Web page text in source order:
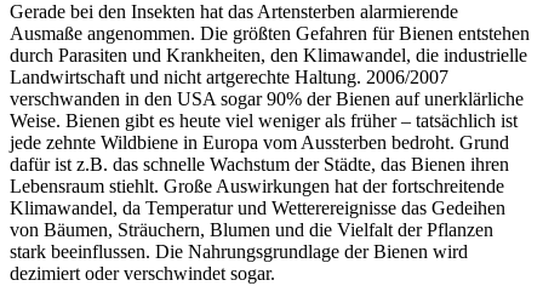
Gerade bei den Insekten hat das Artensterben alarmierende
Ausmaße angenommen. Die größten Gefahren für Bienen entstehen
durch Parasiten und Krankheiten, den Klimawandel, die industrielle
Landwirtschaft und nicht artgerechte Haltung. 2006/2007
verschwanden in den USA sogar 90% der Bienen auf unerklärliche
Weise. Bienen gibt es heute viel weniger als früher – tatsächlich ist
jede zehnte Wildbiene in Europa vom Aussterben bedroht. Grund
dafür ist z.B. das schnelle Wachstum der Städte, das Bienen ihren
Lebensraum stiehlt. Große Auswirkungen hat der fortschreitende
Klimawandel, da Temperatur und Wetterereignisse das Gedeihen
von Bäumen, Sträuchern, Blumen und die Vielfalt der Pflanzen
stark beeinflussen. Die Nahrungsgrundlage der Bienen wird
dezimiert oder verschwindet sogar.